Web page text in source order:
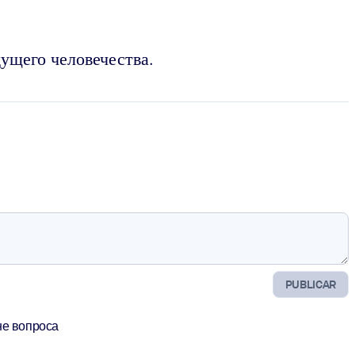
человечества.
PUBLICAR
вопроса